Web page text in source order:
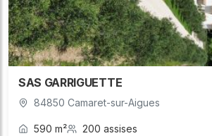
SAS GARRIGUETTE
84850 Camaret-sur-Aigues
590 m² 200 assises